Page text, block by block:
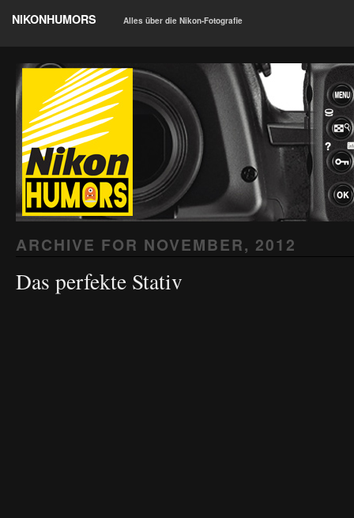
NIKONHUMORS Alles über die Nikon-Fotografie
ARCHIVE FOR NOVEMBER, 2012
Das perfekte Stativ